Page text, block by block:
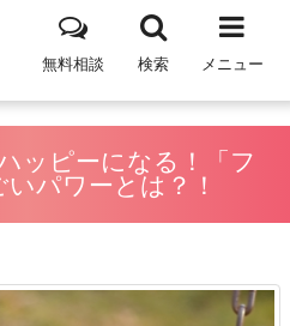
メニュー
検索
無料相談
ッピーになる！「フ
パワーとは？！